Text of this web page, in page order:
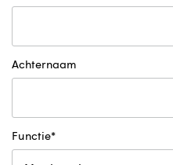
Achternaam
Functie